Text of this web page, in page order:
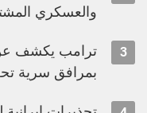
والعسكري
3
ترامب يكشف
بمرافق سرية